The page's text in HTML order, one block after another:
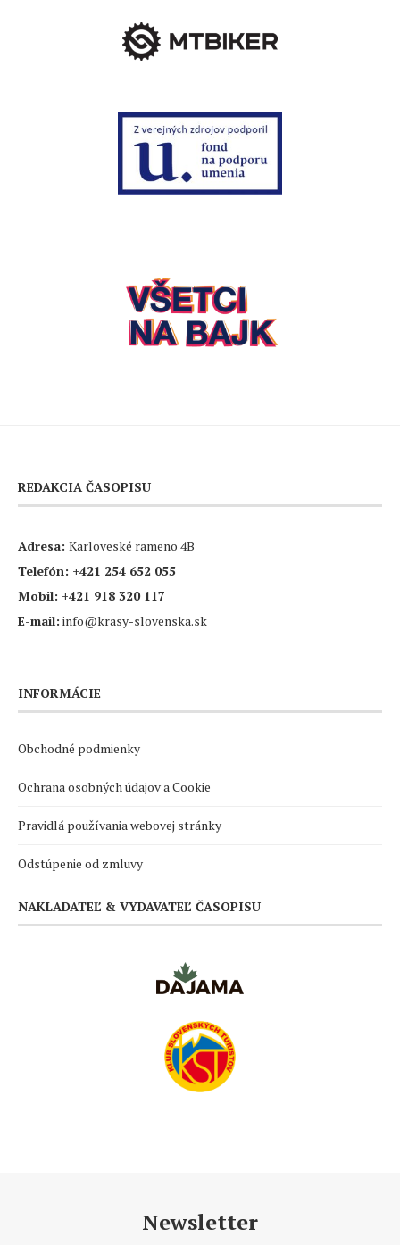
REDAKCIA ČASOPISU
Adresa: Karloveské rameno 4B
Telefón: +421 254 652 055
Mobil: +421 918 320 117
E-mail: info@krasy-slovenska.sk
INFORMÁCIE
Obchodné podmienky
Ochrana osobných údajov a Cookie
Pravidlá používania webovej stránky
Odstúpenie od zmluvy
NAKLADATEĽ & VYDAVATEĽ ČASOPISU
Newsletter